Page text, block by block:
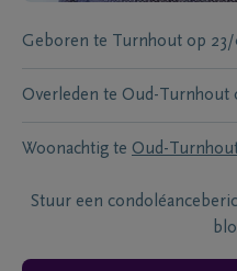
Geboren te Turnhout op
Overleden te Oud-Turnhout
Woonachtig te Oud-
Stuur een